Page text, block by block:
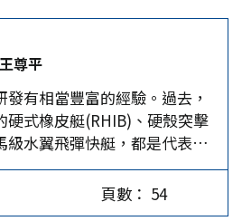
和技術優勢。一旦合併成
成為全球第三大汽車集團，
完成上市。…
任總統。百年美式民主演變
舉不了能，實乃制度最大的
？ 無可諱言，西方是所有
知從何時開始，西方就是一個
文化、教育、經濟、科技、軍
斷性的優勢。《經濟學人》總
，到最新款的M-109A7自走
擊技術，為因應現代戰爭的
支援車也一併升級，成為該
M-109A7自走砲是「貝宜系
公司的產品，全車總重約
公尺，寬度3.15公尺，高度為
自走砲僅需4名人員操作，分
砲手、裝填手。能攜帶39枚
尊平
有相當豐富的經驗。過去，
硬式橡皮艇(RHIB)、硬殼突擊
級水翼飛彈快艇，都是代表性
M80短劍快艇(M80
計理念，是新世代戰術快艇
M80是由美國海洋工程承包
頁數： 54